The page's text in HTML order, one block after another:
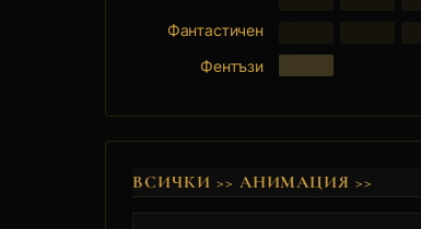
Фантастичен
Фентъзи
ВСИЧКИ >> АНИМАЦИЯ >>